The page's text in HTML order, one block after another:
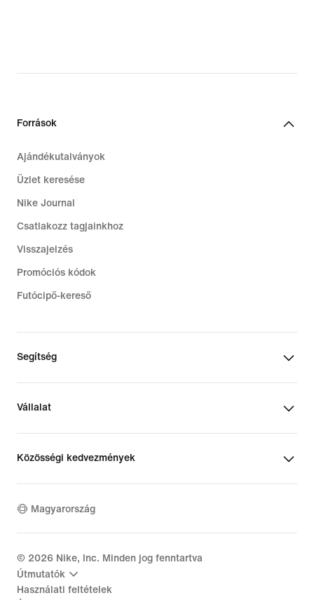
Források
Ajándékutalványok
Üzlet keresése
Nike Journal
Csatlakozz tagjainkhoz
Visszajelzés
Promóciós kódok
Futócipő-kereső
Segítség
Vállalat
Közösségi kedvezmények
Magyarország
© 2026 Nike, Inc. Minden jog fenntartva
Útmutatók
Használati feltételek